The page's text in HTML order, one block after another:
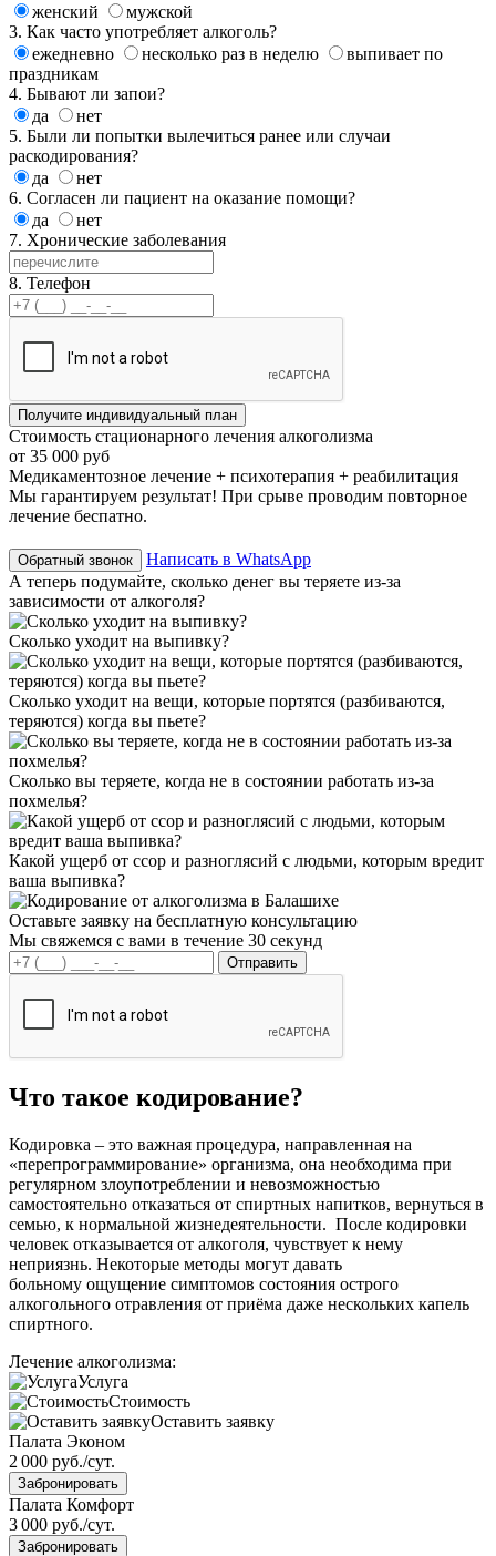
женский
мужской
3. Как часто употребляет алкоголь?
ежедневно
несколько раз в неделю
выпивает по
праздникам
4. Бывают ли запои?
да
нет
5. Были ли попытки вылечиться ранее или случаи
раскодирования?
да
нет
6. Согласен ли пациент на оказание помощи?
да
нет
7. Хронические заболевания
8. Телефон
Стоимость стационарного лечения алкоголизма
от 35 000 руб
Медикаментозное лечение + психотерапия + реабилитация
Мы гарантируем результат! При срыве проводим повторное
лечение беспатно.
Обратный звонок
Написать в WhatsApp
А теперь подумайте, сколько денег вы теряете из-за
зависимости от алкоголя?
Сколько уходит на выпивку?
Сколько уходит на вещи, которые портятся (разбиваются,
теряются) когда вы пьете?
Сколько вы теряете, когда не в состоянии работать из-за
похмелья?
Какой ущерб от ссор и разноглясий с людьми, которым вредит
ваша выпивка?
Оставьте заявку на бесплатную консультацию
Мы свяжемся с вами в течение 30 секунд
Что такое кодирование?
Кодировка – это важная процедура, направленная на
«перепрограммирование» организма, она необходима при
регулярном злоупотреблении и невозможностью
самостоятельно отказаться от спиртных напитков, вернуться в
семью, к нормальной жизнедеятельности. После кодировки
человек отказывается от алкоголя, чувствует к нему
неприязнь. Некоторые методы могут давать
больному ощущение симптомов состояния острого
алкогольного отравления от приёма даже нескольких капель
спиртного.
Лечение алкоголизма:
Услуга
Стоимость
Оставить заявку
Палата Эконом
2 000 руб./сут.
Забронировать
Палата Комфорт
3 000 руб./сут.
Забронировать